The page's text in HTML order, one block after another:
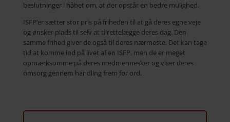
beslutninger i håbet om, at der opstår en bedre mulighed.
ISFP’er sætter stor pris på friheden til at gå deres egne veje
og ønsker plads til selv at tilrettelægge deres dag. Den
samme frihed giver de også til deres nærmeste. Det kan tage
tid at komme ind på livet af en ISFP, men de er meget
opmærksomme på deres medmennesker og viser deres
omsorg gennem handling frem for ord.